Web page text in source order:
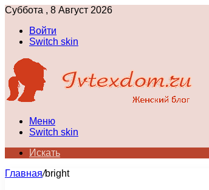
Суббота , 8 Август 2026
Войти
Switch skin
Меню
Switch skin
Искать
Главная/bright